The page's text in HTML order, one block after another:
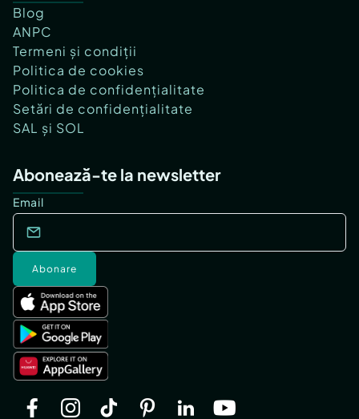
Blog
ANPC
Termeni și condiții
Politica de cookies
Politica de confidențialitate
Setări de confidențialitate
SAL și SOL
Abonează-te la newsletter
Email
Abonare